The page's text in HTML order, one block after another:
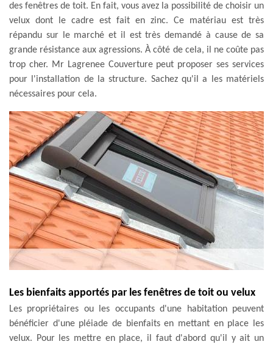
des fenêtres de toit. En fait, vous avez la possibilité de choisir un
velux dont le cadre est fait en zinc. Ce matériau est très
répandu sur le marché et il est très demandé à cause de sa
grande résistance aux agressions. À côté de cela, il ne coûte pas
trop cher. Mr Lagrenee Couverture peut proposer ses services
pour l'installation de la structure. Sachez qu'il a les matériels
nécessaires pour cela.
Les bienfaits apportés par les fenêtres de toit ou velux
Les propriétaires ou les occupants d'une habitation peuvent
bénéficier d'une pléiade de bienfaits en mettant en place les
velux. Pour les mettre en place, il faut d'abord qu'il y ait un